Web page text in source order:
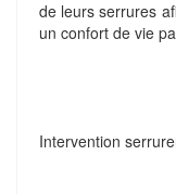
de leurs serrures
un confort de vie
Intervention